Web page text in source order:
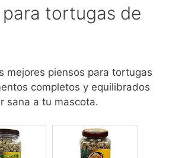
tortugas de
mejores piensos para tortugas
completos y equilibrados
sana a tu mascota.